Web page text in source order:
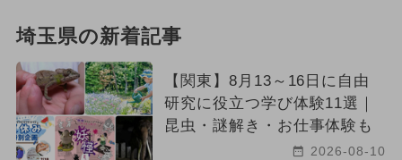
埼玉県の新着記事
【関東】8月13～16日に自由
研究に役立つ学び体験11選｜
昆虫・謎解き・お仕事体験も
2026-08-10